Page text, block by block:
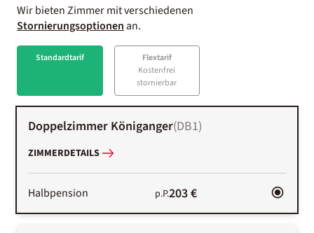
Wir bieten Zimmer mit verschiedenen
Stornierungsoptionenan.
Standardtarif
Flextarif
Kostenfrei
stornierbar
Doppelzimmer Königanger(DB1)
ZIMMERDETAILS
Halbpension p.P.203 €